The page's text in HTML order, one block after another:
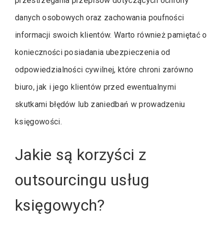
danych osobowych oraz zachowania poufności
informacji swoich klientów. Warto również pamiętać o
konieczności posiadania ubezpieczenia od
odpowiedzialności cywilnej, które chroni zarówno
biuro, jak i jego klientów przed ewentualnymi
skutkami błędów lub zaniedbań w prowadzeniu
księgowości.
Jakie są korzyści z
outsourcingu usług
księgowych?